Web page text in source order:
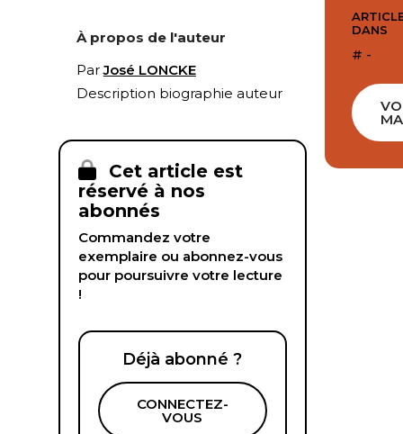
À propos de l'auteur
ParJosé LONCKE
Description biographie auteur
Cet article est
réservé à nos
abonnés
Commandez votre
exemplaire ou abonnez-vous
pour poursuivre votre lecture
!
Déjà abonné ?
CONNECTEZ-
VOUS
DANS
# -